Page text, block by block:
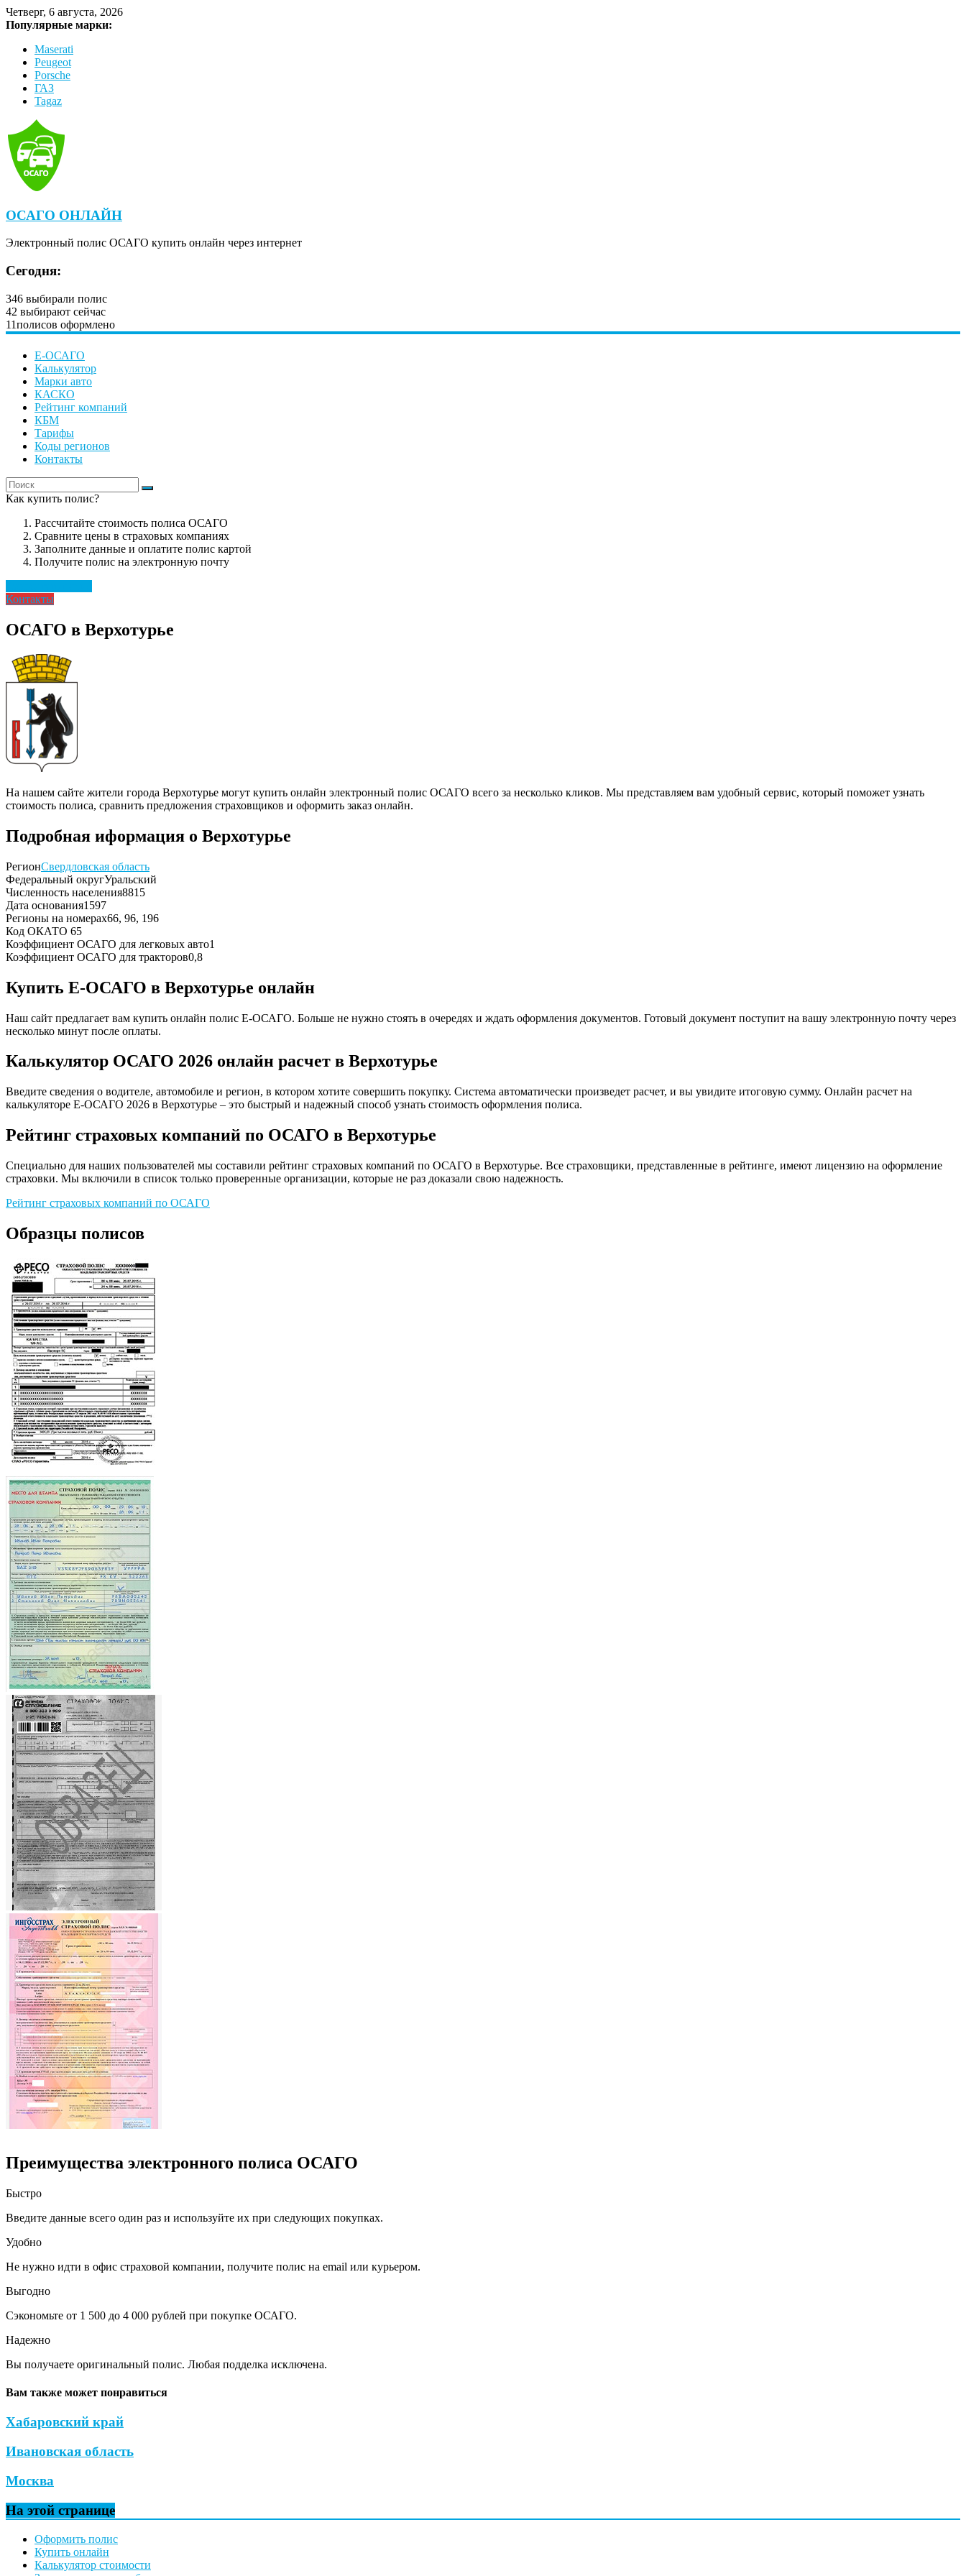
Четверг, 6 августа, 2026
Популярные марки:
Maserati
Peugeot
Porsche
ГАЗ
Tagaz
ОСАГО ОНЛАЙН
Электронный полис ОСАГО купить онлайн через интернет
Сегодня:
346 выбирали полис
42 выбирают сейчас
11полисов оформлено
Е-ОСАГО
Калькулятор
Марки авто
КАСКО
Рейтинг компаний
КБМ
Тарифы
Коды регионов
Контакты
Как купить полис?
Рассчитайте стоимость полиса ОСАГО
Сравните цены в страховых компаниях
Заполните данные и оплатите полис картой
Получите полис на электронную почту
Контакты
ОСАГО в Верхотурье
На нашем сайте жители города Верхотурье могут купить онлайн электронный полис ОСАГО всего за несколько кликов. Мы представляем вам удобный сервис, который поможет узнать
стоимость полиса, сравнить предложения страховщиков и оформить заказ онлайн.
Подробная иформация о Верхотурье
РегионСвердловская область
Федеральный округУральский
Численность населения8815
Дата основания1597
Регионы на номерах66, 96, 196
Код ОКАТО 65
Коэффициент ОСАГО для легковых авто1
Коэффициент ОСАГО для тракторов0,8
Купить Е-ОСАГО в Верхотурье онлайн
Наш сайт предлагает вам купить онлайн полис Е-ОСАГО. Больше не нужно стоять в очередях и ждать оформления документов. Готовый документ поступит на вашу электронную почту через
несколько минут после оплаты.
Калькулятор ОСАГО 2026 онлайн расчет в Верхотурье
Введите сведения о водителе, автомобиле и регион, в котором хотите совершить покупку. Система автоматически произведет расчет, и вы увидите итоговую сумму. Онлайн расчет на
калькуляторе Е-ОСАГО 2026 в Верхотурье – это быстрый и надежный способ узнать стоимость оформления полиса.
Рейтинг страховых компаний по ОСАГО в Верхотурье
Специально для наших пользователей мы составили рейтинг страховых компаний по ОСАГО в Верхотурье. Все страховщики, представленные в рейтинге, имеют лицензию на оформление
страховки. Мы включили в список только проверенные организации, которые не раз доказали свою надежность.
Рейтинг страховых компаний по ОСАГО
Образцы полисов
Преимущества электронного полиса ОСАГО
Быстро
Введите данные всего один раз и используйте их при следующих покупках.
Удобно
Не нужно идти в офис страховой компании, получите полис на email или курьером.
Выгодно
Сэкономьте от 1 500 до 4 000 рублей при покупке ОСАГО.
Надежно
Вы получаете оригинальный полис. Любая подделка исключена.
Вам также может понравиться
Хабаровский край
Ивановская область
Москва
На этой странице
Оформить полис
Купить онлайн
Калькулятор стоимости